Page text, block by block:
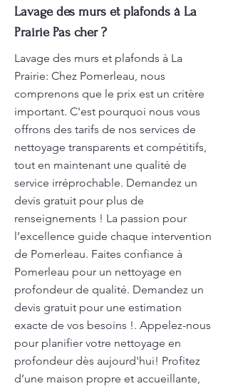
Lavage des murs et plafonds à La
Prairie Pas cher ?
Lavage des murs et plafonds à La
Prairie: Chez Pomerleau, nous
comprenons que le prix est un critère
important. C'est pourquoi nous vous
offrons des tarifs de nos services de
nettoyage transparents et compétitifs,
tout en maintenant une qualité de
service irréprochable. Demandez un
devis gratuit pour plus de
renseignements ! La passion pour
l’excellence guide chaque intervention
de Pomerleau. Faites confiance à
Pomerleau pour un nettoyage en
profondeur de qualité. Demandez un
devis gratuit pour une estimation
exacte de vos besoins !. Appelez-nous
pour planifier votre nettoyage en
profondeur dès aujourd'hui! Profitez
d’une maison propre et accueillante,